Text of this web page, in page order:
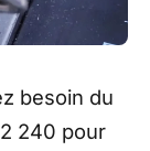
besoin du
240 pour